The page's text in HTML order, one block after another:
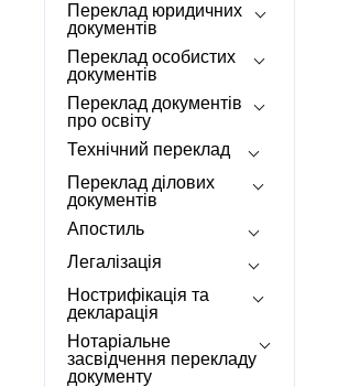
Переклад юридичних
документів
Переклад особистих
документів
Переклад документів
про освіту
Технічний переклад
Переклад ділових
документів
Апостиль
Легалізація
Нострифікація та
декларація
Нотаріальне
засвідчення перекладу
документу